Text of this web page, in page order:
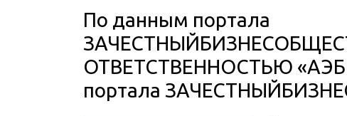
По данным портала
ОТВЕТСТВЕННОСТЬЮ
портала